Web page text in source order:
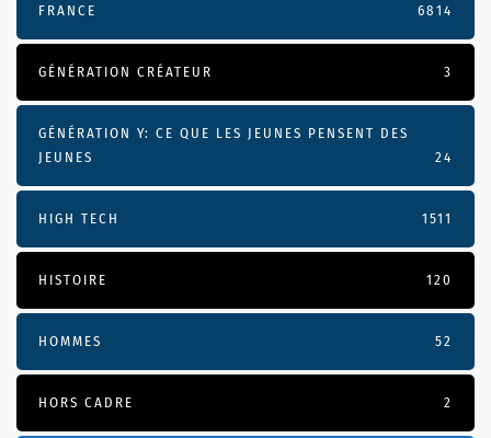
FRANCE 6814
GÉNÉRATION CRÉATEUR 3
GÉNÉRATION Y: CE QUE LES JEUNES PENSENT DES
JEUNES
24
HIGH TECH 1511
HISTOIRE 120
HOMMES 52
HORS CADRE 2